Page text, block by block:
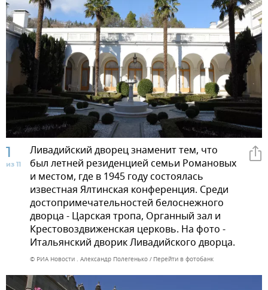
1
из 11
Ливадийский дворец знаменит тем, что
был летней резиденцией семьи Романовых
и местом, где в 1945 году состоялась
известная Ялтинская конференция. Среди
достопримечательностей белоснежного
дворца - Царская тропа, Органный зал и
Крестовоздвиженская церковь. На фото -
Итальянский дворик Ливадийского дворца.
© РИА Новости . Александр Полегенько Перейти в фотобанк